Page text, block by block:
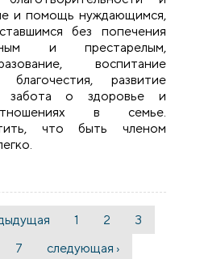
и помощь нуждающимся,
без попечения
и престарелым,
воспитание
развитие
забота о здоровье и
в семье.
что быть членом
Веры, Надежды, Любови и
1 2
3
7
следующая ›